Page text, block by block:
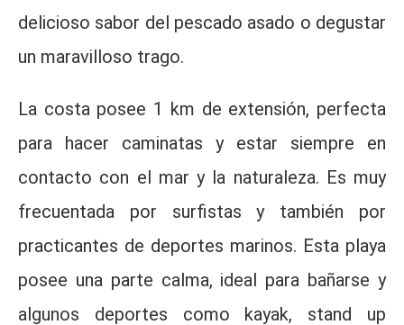
delicioso sabor del pescado asado o degustar
un maravilloso trago.
La costa posee 1 km de extensión, perfecta
para hacer caminatas y estar siempre en
contacto con el mar y la naturaleza. Es muy
frecuentada por surfistas y también por
practicantes de deportes marinos. Esta playa
posee una parte calma, ideal para bañarse y
algunos deportes como kayak, stand up